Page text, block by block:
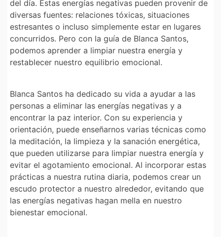
del día. Estas energías negativas pueden provenir de
diversas fuentes: relaciones tóxicas, situaciones
estresantes o incluso simplemente estar en lugares
concurridos. Pero con la guía de Blanca Santos,
podemos aprender a limpiar nuestra energía y
restablecer nuestro equilibrio emocional.
Blanca Santos ha dedicado su vida a ayudar a las
personas a eliminar las energías negativas y a
encontrar la paz interior. Con su experiencia y
orientación, puede enseñarnos varias técnicas como
la meditación, la limpieza y la sanación energética,
que pueden utilizarse para limpiar nuestra energía y
evitar el agotamiento emocional. Al incorporar estas
prácticas a nuestra rutina diaria, podemos crear un
escudo protector a nuestro alrededor, evitando que
las energías negativas hagan mella en nuestro
bienestar emocional.